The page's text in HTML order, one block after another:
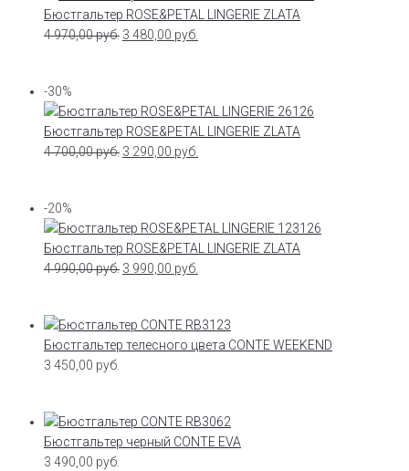
Бюстгальтер ROSE&PETAL LINGERIE ZLATA
4 970,00руб. 3 480,00 руб.
-30%
Бюстгальтер ROSE&PETAL LINGERIE ZLATA
4 700,00руб. 3 290,00 руб.
-20%
Бюстгальтер ROSE&PETAL LINGERIE ZLATA
4 990,00руб. 3 990,00 руб.
Бюстгальтер телесного цвета CONTE WEEKEND
3 450,00 руб.
Бюстгальтер черный CONTE EVA
3 490,00 руб.